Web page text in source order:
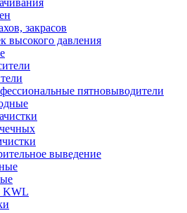
закрасов
высокого давления
пятновыводители
выведение
KWL